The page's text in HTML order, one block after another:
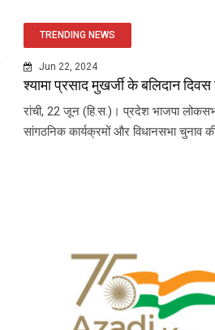
TRENDING NEWS
Jun 22, 2024
श्यामा प्रसाद मुखर्जी के बलिदान
रांची, 22 जून (हि.स.)। प्रदेश भाजपा
सांगठनिक कार्यक्रमों और विधानसभा चुनाव